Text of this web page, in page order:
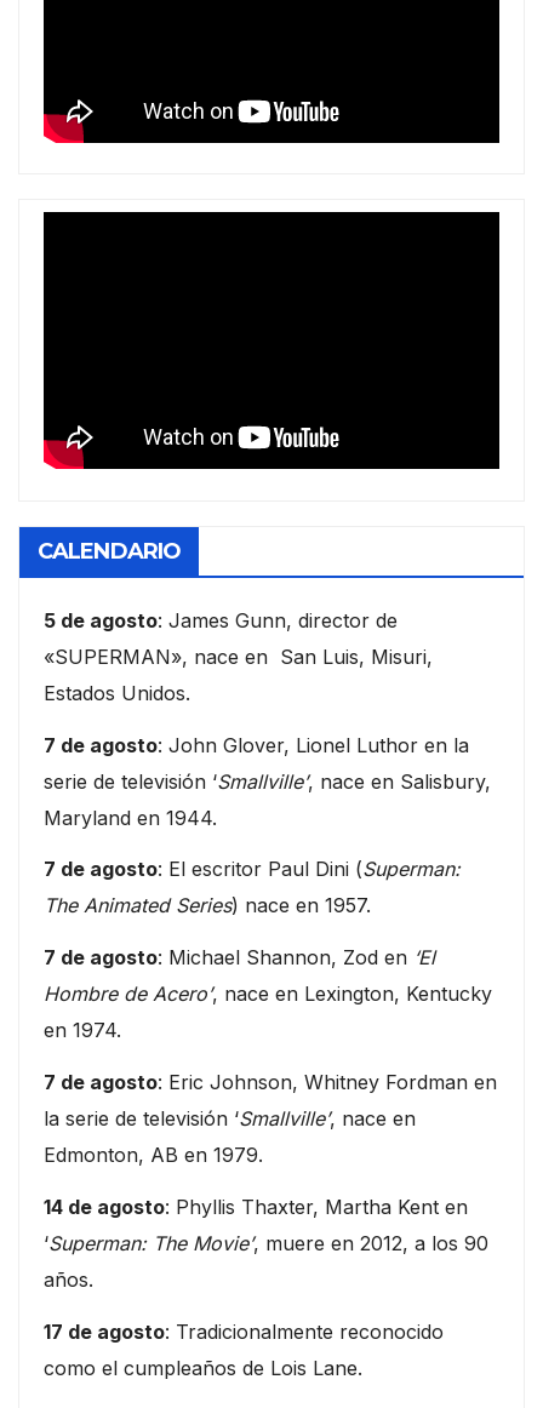
CALENDARIO
5 de agosto: James Gunn, director de
«SUPERMAN», nace en San Luis, Misuri,
Estados Unidos.
7 de agosto: John Glover, Lionel Luthor en la
serie de televisión ‘Smallville’, nace en Salisbury,
Maryland en 1944.
7 de agosto: El escritor Paul Dini (Superman:
The Animated Series) nace en 1957.
7 de agosto: Michael Shannon, Zod en ‘El
Hombre de Acero’, nace en Lexington, Kentucky
en 1974.
7 de agosto: Eric Johnson, Whitney Fordman en
la serie de televisión ‘Smallville’, nace en
Edmonton, AB en 1979.
14 de agosto: Phyllis Thaxter, Martha Kent en
‘Superman: The Movie’, muere en 2012, a los 90
años.
17 de agosto: Tradicionalmente reconocido
como el cumpleaños de Lois Lane.